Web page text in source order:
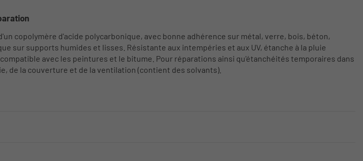
copolymère d'acide polycarbonique, avec bonne adhérence sur métal, verre, bois, béton,
sur supports humides et lisses. Résistante aux intempéries et aux UV, étanche à la pluie
avec les peintures et le bitume. Pour réparations ainsi qu'étanchéités temporaires dans
de la couverture et de la ventilation (contient des solvants).